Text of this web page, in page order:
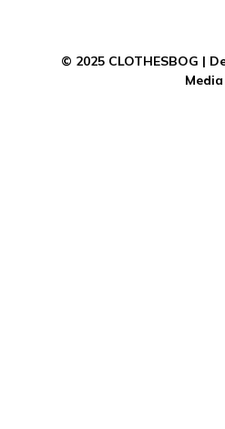
© 2025 CLOTHESBOG |
Media